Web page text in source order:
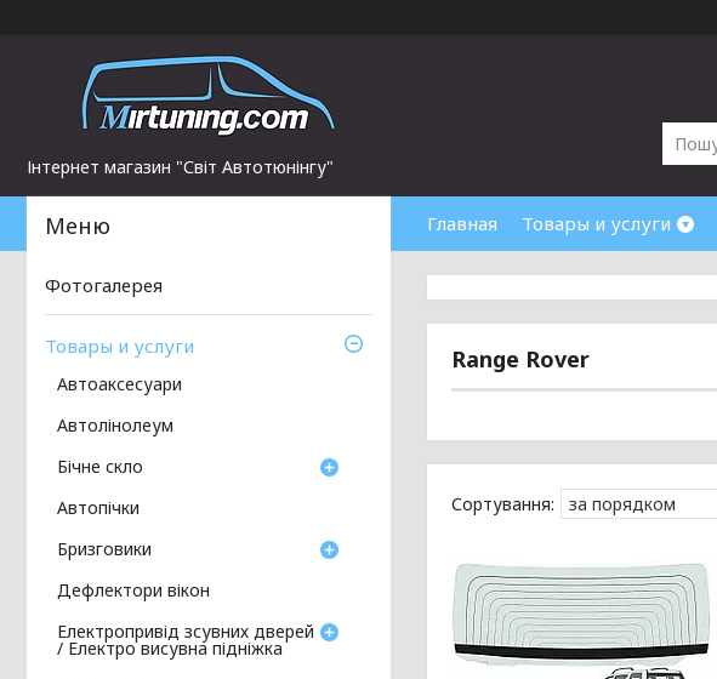
Інтернет магазин "Світ Автотюнінгу"
Главная Товары и услуги
Range Rover
Фотогалерея
Товары и услуги
Автоаксесуари
Автолінолеум
Бічне скло
Автопічки
Бризговики
Дефлектори вікон
Електропривід зсувних дверей
/ Електро висувна підніжка